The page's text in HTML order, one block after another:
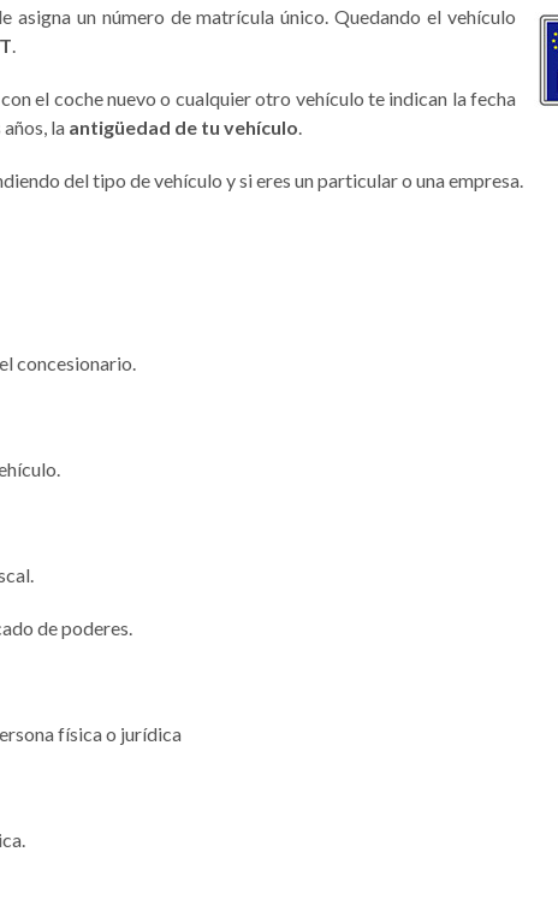
asigna un número de matrícula único. Quedando el vehículo
.
el coche nuevo o cualquier otro vehículo te indican la fecha
la antigüedad de tu vehículo.
del tipo de vehículo y si eres un particular o una empresa.
concesionario.
de poderes.
física o jurídica